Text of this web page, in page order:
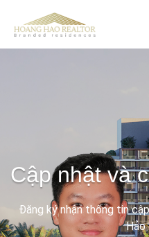
Cập nhật và
Đăng ký nhận thông tin
Hảo